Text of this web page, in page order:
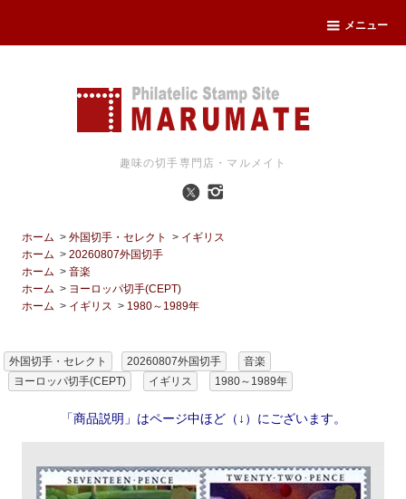
メニュー
趣味の切手専門店・マルメイト
ホーム >外国切手・セレクト > イギリス
ホーム >20260807外国切手
ホーム >音楽
ホーム > ヨーロッパ切手(CEPT)
ホーム > イギリス > 1980～1989年
外国切手・セレクト 20260807外国切手
音楽
ヨーロッパ切手(CEPT)
イギリス 1980～1989年
「商品説明」はページ中ほど（↓）にございます。